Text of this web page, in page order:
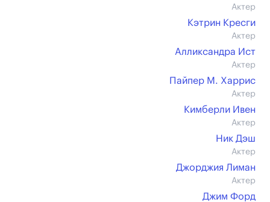
Актер
Кэтрин Кресги
Актер
Алликсандра Ист
Актер
Пайпер М. Харрис
Актер
Кимберли Ивен
Актер
Ник Дэш
Актер
Джорджия Лиман
Актер
Джим Форд